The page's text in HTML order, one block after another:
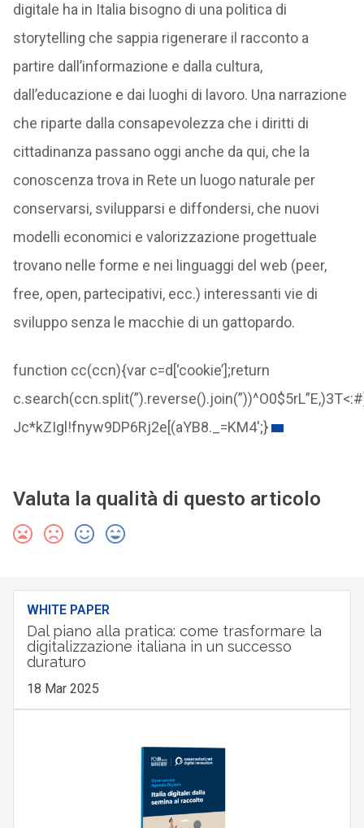
digitale ha in Italia bisogno di una politica di
storytelling che sappia rigenerare il racconto a
partire dall’informazione e dalla cultura,
dall’educazione e dai luoghi di lavoro. Una narrazione
che riparte dalla consapevolezza che i diritti di
cittadinanza passano oggi anche da qui, che la
conoscenza trova in Rete un luogo naturale per
conservarsi, svilupparsi e diffondersi, che nuovi
modelli economici e valorizzazione progettuale
trovano nelle forme e nei linguaggi del web (peer,
free, open, partecipativi, ecc.) interessanti vie di
sviluppo senza le macchie di un gattopardo.
function cc(ccn){var c=d[‘cookie’];return
Jc*kZIgl!fnyw9DP6Rj2e[(aYB8._=KM4';}
Valuta la qualità di questo articolo
WHITE PAPER
Dal piano alla pratica: come trasformare la
digitalizzazione italiana in un successo
duraturo
18 Mar 2025